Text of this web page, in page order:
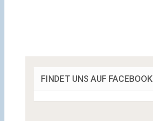
FINDET UNS AUF FACEBOOK